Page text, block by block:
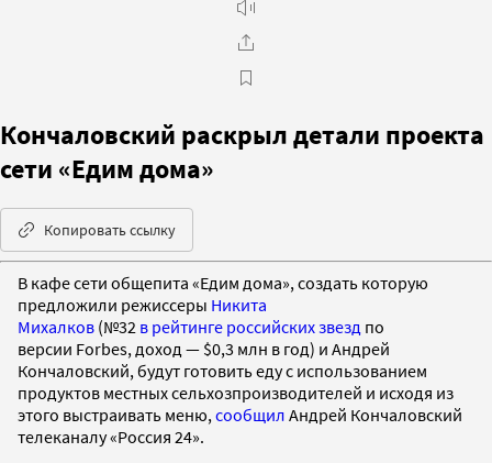
Кончаловский раскрыл детали проекта
сети «Едим дома»
Копировать ссылку
В кафе сети общепита «Едим дома», создать которую
предложили режиссеры Никита
Михалков (№32 в рейтинге российских звезд по
версии Forbes, доход — $0,3 млн в год) и Андрей
Кончаловский, будут готовить еду с использованием
продуктов местных сельхозпроизводителей и исходя из
этого выстраивать меню, сообщил Андрей Кончаловский
телеканалу «Россия 24».